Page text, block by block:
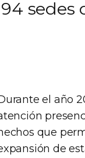
sedes
el año
que
de